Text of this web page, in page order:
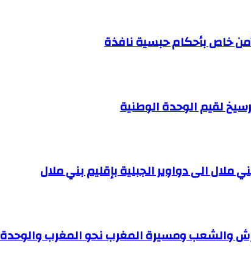
خاص بأحكام حبسية نافذة
لقيم الوحدة الوطنية
ملال الى دواوير الجبلية بإقليم بني ملال